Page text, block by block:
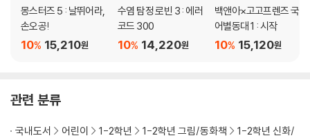
몽스터즈 5 : 날뛰어라,
손오공!
15,210원
10%
수염 탐정 로빈 3 : 에러
코드 300
14,220원
10%
백앤아×고고프렌즈 국
어별동대 1 : 시작
15,120원
10%
관련 분류
국내도서 어린이 1-2학년 1-2학년 그림/동화책
1-2학년 신화/